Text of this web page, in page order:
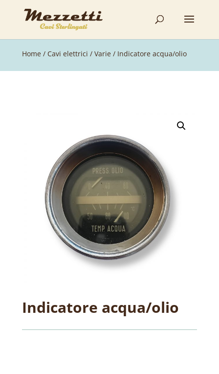
Home/ Cavi elettrici / Varie/ Indicatore acqua/olio
Indicatore acqua/olio